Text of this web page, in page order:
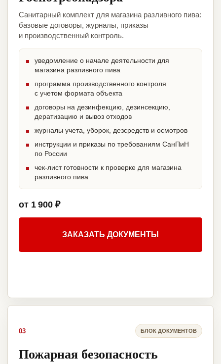
Санитарный комплект для магазина разливного пива:
базовые договоры, журналы, приказы
и производственный контроль.
уведомление о начале деятельности для
магазина разливного пива
программа производственного контроля
с учетом формата объекта
договоры на дезинфекцию, дезинсекцию,
дератизацию и вывоз отходов
журналы учета, уборок, дезсредств и осмотров
инструкции и приказы по требованиям СанПиН
по России
чек-лист готовности к проверке для магазина
разливного пива
от 1 900 ₽
ЗАКАЗАТЬ ДОКУМЕНТЫ
03 БЛОК ДОКУМЕНТОВ
Пожарная безопасность